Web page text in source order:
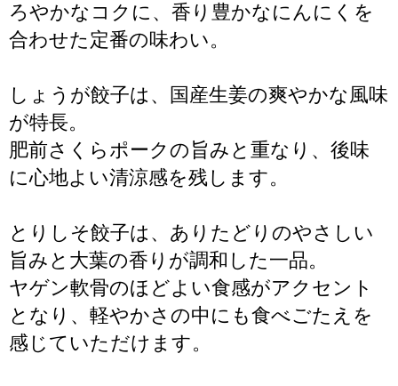
ろやかなコクに、香り豊かなにんにくを
合わせた定番の味わい。
しょうが餃子は、国産生姜の爽やかな風味
が特長。
肥前さくらポークの旨みと重なり、後味
に心地よい清涼感を残します。
とりしそ餃子は、ありたどりのやさしい
旨みと大葉の香りが調和した一品。
ヤゲン軟骨のほどよい食感がアクセント
となり、軽やかさの中にも食べごたえを
感じていただけます。